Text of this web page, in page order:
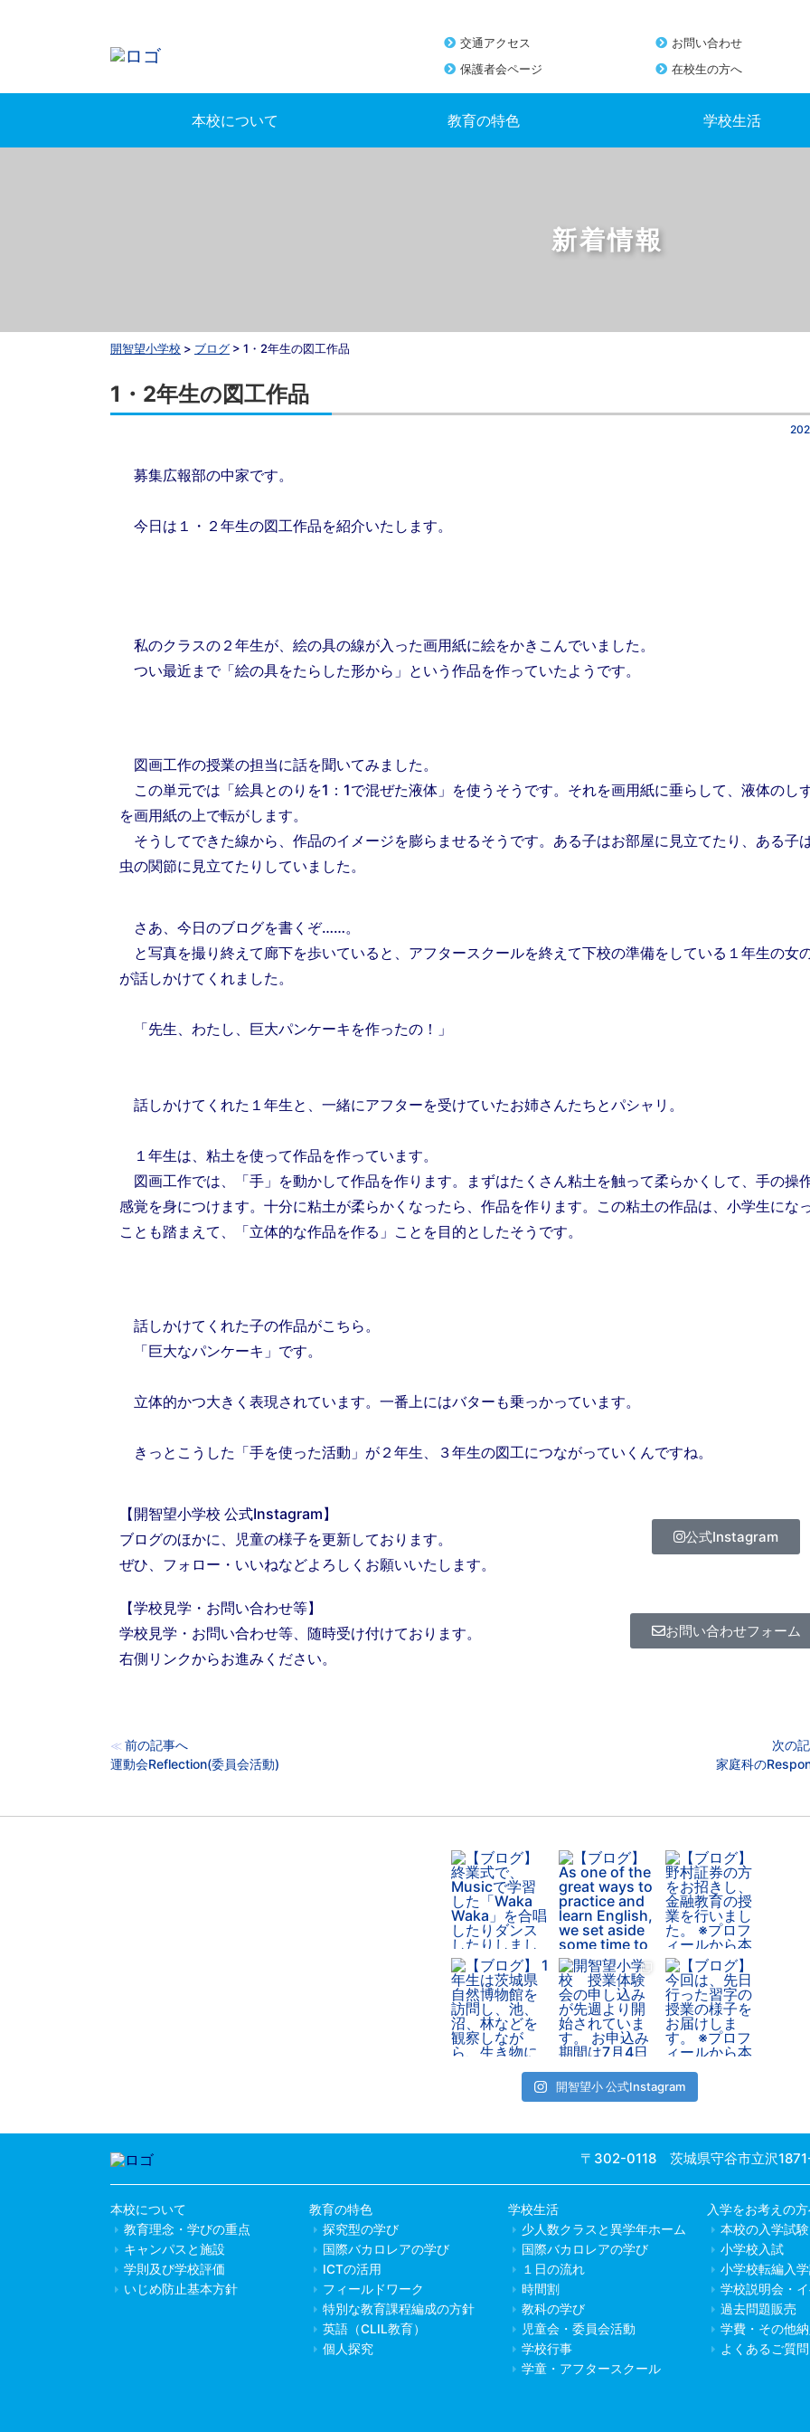
交通アクセス お問い合わせ
保護者会ページ
在校生の方へ
本校について 教育の特色 学校生活
新着情報
開智望小学校 > ブログ > 1・2年生の図工作品
1・2年生の図工作品
募集広報部の中家です。
今日は１・２年生の図工作品を紹介いたします。
私のクラスの２年生が、絵の具の線が入った画用紙に絵をかきこんでいました。
つい最近まで「絵の具をたらした形から」という作品を作っていたようです。
図画工作の授業の担当に話を聞いてみました。
この単元では「絵具とのりを1：1で混ぜた液体」を使うそうです。それを画用紙に垂らして、液体のし
を画用紙の上で転がします。
そうしてできた線から、作品のイメージを膨らませるそうです。ある子はお部屋に見立てたり、ある子
虫の関節に見立てたりしていました。
さあ、今日のブログを書くぞ……。
と写真を撮り終えて廊下を歩いていると、アフタースクールを終えて下校の準備をしている１年生の女
が話しかけてくれました。
「先生、わたし、巨大パンケーキを作ったの！」
話しかけてくれた１年生と、一緒にアフターを受けていたお姉さんたちとパシャリ。
１年生は、粘土を使って作品を作っています。
図画工作では、「手」を動かして作品を作ります。まずはたくさん粘土を触って柔らかくして、手の操
感覚を身につけます。十分に粘土が柔らかくなったら、作品を作ります。この粘土の作品は、小学生にな
ことも踏まえて、「立体的な作品を作る」ことを目的としたそうです。
話しかけてくれた子の作品がこちら。
「巨大なパンケーキ」です。
立体的かつ大きく表現されています。一番上にはバターも乗っかっています。
きっとこうした「手を使った活動」が２年生、３年生の図工につながっていくんですね。
【開智望小学校 公式Instagram】
ブログのほかに、児童の様子を更新しております。
ぜひ、フォロー・いいねなどよろしくお願いいたします。
公式Instagram
【学校見学・お問い合わせ等】
学校見学・お問い合わせ等、随時受け付けております。
右側リンクからお進みください。
お問い合わせフォーム
≪ 前の記事へ
運動会Reflection(委員会活動)
次の
家庭科の
開智望小 公式Instagram
〒302-0118 茨城県守谷市立沢
本校について
教育理念・学びの重点
キャンパスと施設
学則及び学校評価
いじめ防止基本方針
教育の特色
探究型の学び
国際バカロレアの学び
ICTの活用
フィールドワーク
特別な教育課程編成の方針
英語（CLIL教育）
個人探究
学校生活
少人数クラスと異学年ホーム
国際バカロレアの学び
１日の流れ
時間割
教科の学び
児童会・委員会活動
学校行事
学童・アフタースクール
入学をお考えの
本校の入学試
小学校入試
小学校転編入
学校説明会・
過去問題販売
学費・その他
よくあるご質問